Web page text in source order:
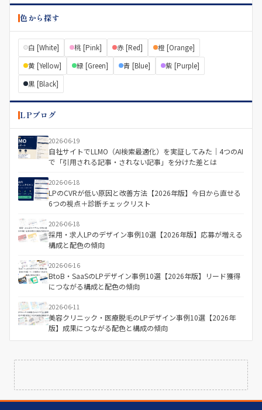
色から探す
白 [White] 桃 [Pink] 赤 [Red]
橙 [Orange]
黄 [Yellow]
緑 [Green] 青 [Blue]
紫 [Purple]
黒 [Black]
LPブログ
2026-06-19
自社サイトでLLMO（AI検索最適化）を実証してみた｜4つのAI
で「引用される記事・されない記事」を分けた差とは
2026-06-18
LPのCVRが低い原因と改善方法【2026年版】今日から直せる
6つの視点＋診断チェックリスト
2026-06-18
採用・求人LPのデザイン事例10選【2026年版】応募が増える
構成と配色の傾向
2026-06-16
BtoB・SaaSのLPデザイン事例10選【2026年版】リード獲得
につながる構成と配色の傾向
2026-06-11
美容クリニック・医療脱毛のLPデザイン事例10選【2026年
版】成果につながる配色と構成の傾向